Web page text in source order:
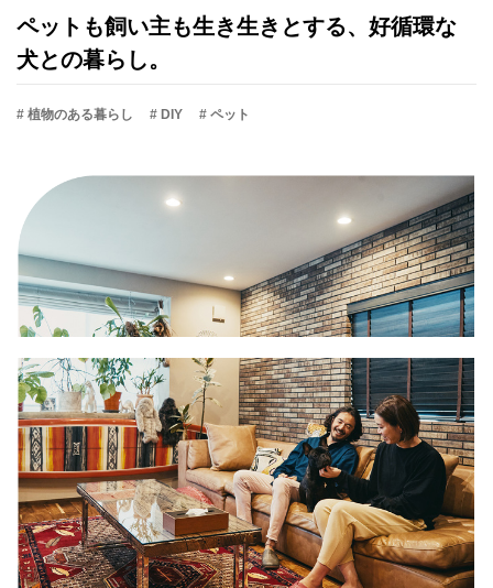
ペットも飼い主も生き生きとする、好循環な
犬との暮らし。
# 植物のある暮らし # DIY # ペット